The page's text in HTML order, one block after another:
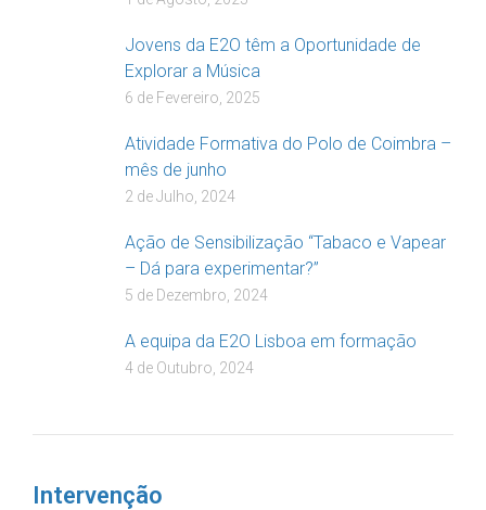
Jovens da E2O têm a Oportunidade de
Explorar a Música
6 de Fevereiro, 2025
Atividade Formativa do Polo de Coimbra –
mês de junho
2 de Julho, 2024
Ação de Sensibilização “Tabaco e Vapear
– Dá para experimentar?”
5 de Dezembro, 2024
A equipa da E2O Lisboa em formação
4 de Outubro, 2024
Intervenção